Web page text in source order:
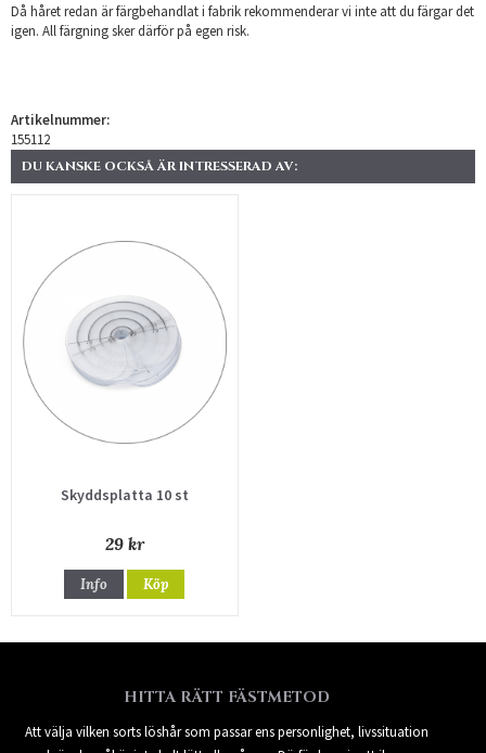
Då håret redan är färgbehandlat i fabrik rekommenderar vi inte att du färgar det
igen. All färgning sker därför på egen risk.
Artikelnummer:
155112
DU KANSKE OCKSÅ ÄR INTRESSERAD AV:
Skyddsplatta 10 st
29 kr
Info Köp
HITTA RÄTT FÄSTMETOD
Att välja vilken sorts löshår som passar ens personlighet, livssituation